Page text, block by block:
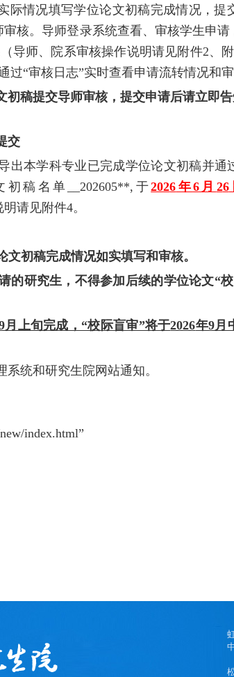
际情况填写学位论文初稿完成情况，提
核。导师登录系统查看、审核学生申
导师、院系审核操作说明请见附件2、
“审核日志”实时查看申请流转情况和审
初稿提交导师审核，提交申请后请立即
交
出本学科专业已完成学位论文初稿并通
初稿名单 __202605**, 于2026 年6月 26
明请见附件4。
初稿完成情况如实填写和审核。
的研究生，不得参加后续的学位论文“
月上旬完成，“校际盲审”将于2026年9月
统和研究生院网站通知。
index.html”